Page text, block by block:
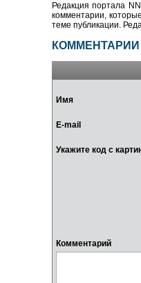
Редакция портала
комментарии,
теме публикации.
КОММЕНТАРИИ
Имя
E-mail
Укажите код с
Комментарий